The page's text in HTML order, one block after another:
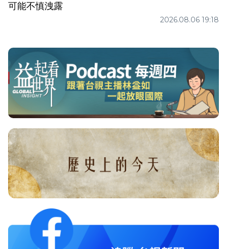
可能不慎洩露
2026.08.06 19:18